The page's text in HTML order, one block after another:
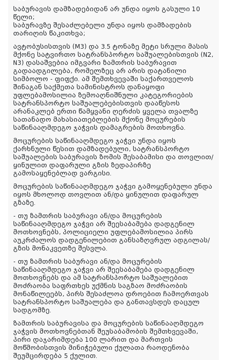
საბურავის დამზადებიდან არ უნდა იყოს გასული 10
წელი;
საბურავზე შესაძლებელი უნდა იყოს დამზადების
თარიღის წაკითხვა;
ავტობუსისთვის (M3) და 3.5 ტონაზე მეტი სრული მასის
მქონე სატვირთო სატრანსპორტო საშუალებისთვის (N2,
N3) დასაშვებია იმგვარი ზამთრის საბურავით
გადაადგილება, რომელზეც არ არის დატანილი
სიმბოლო - ფიფქი. ამ შემთხვევაში საქართველოს
შინაგან საქმეთა სამინისტროს დანაყოფი
უფლებამოსილია ზემოაღნიშნული კატეგორიების
სატრანსპორტო საშუალებებისთვის დააწესოს
არანაკლებ ერთი წამყვანი ღერძის ყველა თვალზე
სათანადო მახასიათებლების მქონე მოცურების
საწინააღმდეგო ჯაჭვის დამაგრების მოთხოვნა.
მოცურების საწინააღმდეგო ჯაჭვი უნდა იყოს
ქარხნული წესით დამზადებული, სატრანსპორტო
საშუალების საბურავის ზომის შესაბამისი და თოვლით/
ყინულით დაფარული გზის ზედაპირზე
გამოსაყენებლად ვარგისი.
მოცურების საწინააღმდეგო ჯაჭვი გამოყენებული უნდა
იყოს მხოლოდ თოვლით ან/და ყინულით დაფარულ
გზაზე.
- თუ ზამთრის საბურავი ან/და მოცურების
საწინააღმდეგო ჯაჭვი არ შეესაბამება დადგენილ
მოთხოვნებს, პოლიციელი უფლებამოსილია პირს
აუკრძალოს დადგენილებით განსაზღვრულ ადგილას/
გზის მონაკვეთზე შესვლა.
- თუ ზამთრის საბურავი ან/და მოცურების
საწინააღმდეგო ჯაჭვი არ შეესაბამება დადგენილ
მოთხოვნებს და ამ სატრანსპორტო საშუალებით
მოძრაობა საფრთხეს უქმნის საგზაო მოძრაობის
მონაწილეებს, პირს შესაძლოა დროებით ჩამოერთვას
სატრანსპორტო საშუალება და განთავსდეს დაცულ
სადგომზე.
ზამთრის საბურავისა და მოცურების საწინააღმდეგო
ჯაჭვის მოთხოვნებთან შეუსაბამობის შემთხვევაში,
პირი დაჯარიმდება 100 ლარით და მართვის
მოწმობისთვის მინიჭებული ქულათა რაოდენობა
შეუმცირდება 5 ქულით.